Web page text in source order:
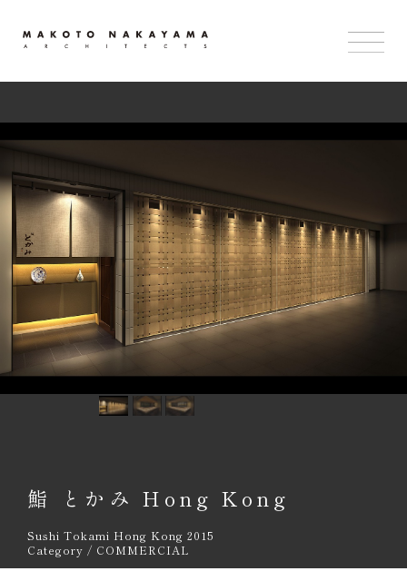
鮨 とかみ Hong Kong
Sushi Tokami Hong Kong 2015
Category / COMMERCIAL